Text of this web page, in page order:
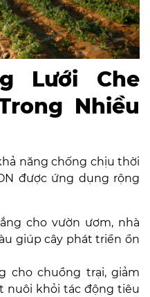
Lưới Che
Nhiều
năng chống chịu thời
được ứng dụng rộng
cho vườn ươm, nhà
giúp cây phát triển ổn
cho chuồng trại, giảm
nuôi khỏi tác động tiêu